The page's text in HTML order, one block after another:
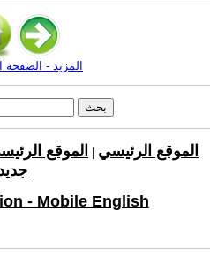
المزيد - الصفحة
الموقع الرئيسي الموقع
- Mobile English